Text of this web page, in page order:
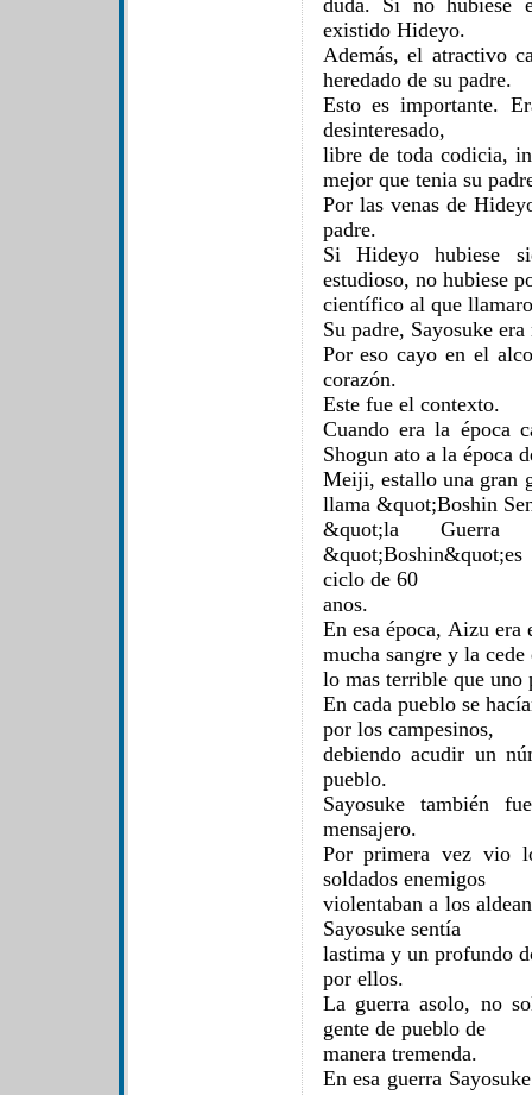
duda. Si no hubiese
existido Hideyo.
Además, el atractivo
heredado de su padre.
Esto es importante.
desinteresado,
libre de toda codicia,
mejor que tenia su
Por las venas de
padre.
Si Hideyo hubiese
estudioso, no hubiese
científico al que
Su padre, Sayosuke
Por eso cayo en el
corazón.
Este fue el contexto.
Cuando era la época
Shogun ato a la época
Meiji, estallo una gran
llama &quot;Boshin
&quot;la
ciclo de 60
anos.
En esa época, Aizu era
mucha sangre y la cede
lo mas terrible que uno
En cada pueblo se
por los campesinos,
debiendo acudir un
pueblo.
Sayosuke también
mensajero.
Por primera vez vio
soldados enemigos
violentaban a los
Sayosuke sentía
lastima y un profundo
por ellos.
La guerra asolo, no
gente de pueblo de
manera tremenda.
En esa guerra